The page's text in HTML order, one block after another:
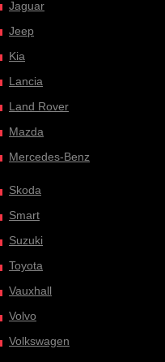
Jaguar
Jeep
Kia
Lancia
Land Rover
Mazda
Mercedes-Benz
Skoda
Smart
Suzuki
Toyota
Vauxhall
Volvo
Volkswagen